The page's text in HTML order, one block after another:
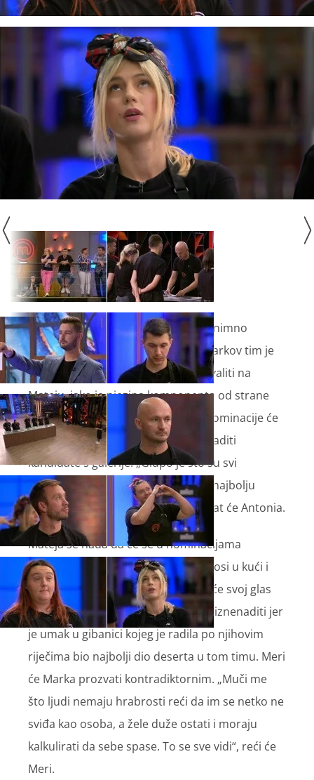
Nakon gastro izazova u kojem su iznimno
sudjelovala tri umjesto dva tima, Markov tim je
izgubio, pa će dio članova krivnju svaliti na
Mateju, iako je njezina komponenta od strane
žirija bila ocijenjena kao najbolja. Nominacije će
pokazati netrpeljivost koja će iznenaditi
kandidate s galerije. „Glupo je što su svi
nominirali Mateju koja je napravila najbolju
komponentu na tanjuru“, komentirat će Antonia.
Mateja se nada da će se u nominacijama
primarno gledati kuhanje, a ne odnosi u kući i
tko je s kim dobar. No, kad čuju da će svoj glas
Marko dati upravo Mateji, žiri će se iznenaditi jer
je umak u gibanici kojeg je radila po njihovim
riječima bio najbolji dio deserta u tom timu. Meri
će Marka prozvati kontradiktornim. „Muči me
što ljudi nemaju hrabrosti reći da im se netko ne
sviđa kao osoba, a žele duže ostati i moraju
kalkulirati da sebe spase. To se sve vidi“, reći će
Meri.